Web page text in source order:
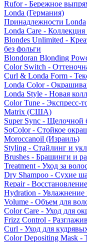
Rufor - Бережное
Londa (Германия)
Принадлежности Londa
Londa Care - Коллекция
Blondes Unlimited -
без фольги
Blondoran Blonding
Color Switch -
Curl & Londa Form -
Londa Color -
Londa Style - Новая
Color Tune - Экспресс-
Matrix (США)
Super Sync - Щелочной
SoColor - Стойкое
Moroccanoil (Израиль)
Styling - Стайлинг и
Brushes - Брашинги и
Treatment - Уход за
Dry Shampoo - Сухие
Repair -
Hydration - Увлажнение
Volume - Объем для
Color Care - Уход для
Frizz Control -
Curl - Уход для
Color Depositing Mask